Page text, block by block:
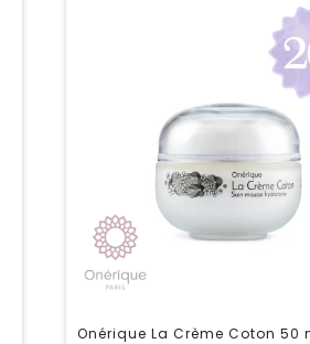
Onérique La Crème Coton 50